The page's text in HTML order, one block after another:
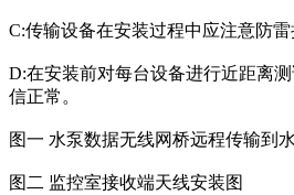
C:传输设备在安装过程中应注意防雷
D:在安装前对每台设备进行近距离
信正常。
图一 水泵数据无线网桥远程传输到
图二 监控室接收端天线安装图